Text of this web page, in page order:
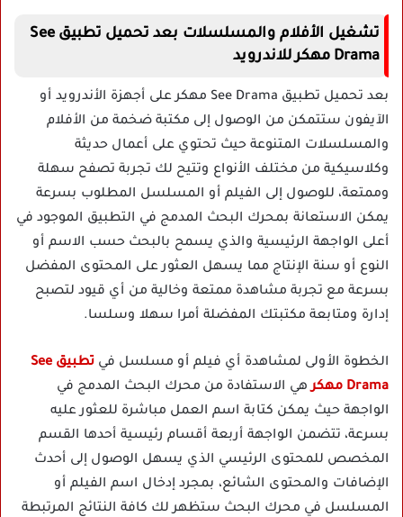
تشغيل الأفلام والمسلسلات بعد تحميل تطبيق See
Drama مهكر للاندرويد
بعد تحميل تطبيق See Drama مهكر على أجهزة الأندرويد أو
الآيفون ستتمكن من الوصول إلى مكتبة ضخمة من الأفلام
والمسلسلات المتنوعة حيث تحتوي على أعمال حديثة
وكلاسيكية من مختلف الأنواع وتتيح لك تجربة تصفح سهلة
وممتعة، للوصول إلى الفيلم أو المسلسل المطلوب بسرعة
يمكن الاستعانة بمحرك البحث المدمج في التطبيق الموجود في
أعلى الواجهة الرئيسية والذي يسمح بالبحث حسب الاسم أو
النوع أو سنة الإنتاج مما يسهل العثور على المحتوى المفضل
بسرعة مع تجربة مشاهدة ممتعة وخالية من أي قيود لتصبح
إدارة ومتابعة مكتبتك المفضلة أمرا سهلا وسلسا.
الخطوة الأولى لمشاهدة أي فيلم أو مسلسل في
تطبيق See
Drama مهكر
هي الاستفادة من محرك البحث المدمج في
الواجهة حيث يمكن كتابة اسم العمل مباشرة للعثور عليه
بسرعة، تتضمن الواجهة أربعة أقسام رئيسية أحدها القسم
المخصص للمحتوى الرئيسي الذي يسهل الوصول إلى أحدث
الإضافات والمحتوى الشائع، بمجرد إدخال اسم الفيلم أو
المسلسل في محرك البحث ستظهر لك كافة النتائج المرتبطة